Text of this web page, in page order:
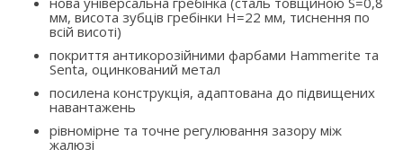
мм, висота зубців гребінки H=22 мм, тиснення по
всій висоті)
покриття антикорозійними фарбами Hammerite та
Senta, оцинкований метал
посилена конструкція, адаптована до підвищених
навантажень
рівномірне та точне регулювання зазору між
жалюзі